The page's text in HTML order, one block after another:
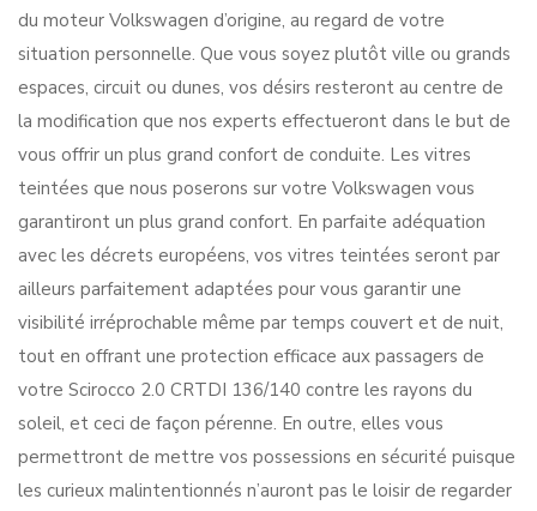
du moteur Volkswagen d’origine, au regard de votre
situation personnelle. Que vous soyez plutôt ville ou grands
espaces, circuit ou dunes, vos désirs resteront au centre de
la modification que nos experts effectueront dans le but de
vous offrir un plus grand confort de conduite. Les vitres
teintées que nous poserons sur votre Volkswagen vous
garantiront un plus grand confort. En parfaite adéquation
avec les décrets européens, vos vitres teintées seront par
ailleurs parfaitement adaptées pour vous garantir une
visibilité irréprochable même par temps couvert et de nuit,
tout en offrant une protection efficace aux passagers de
votre Scirocco 2.0 CRTDI 136/140 contre les rayons du
soleil, et ceci de façon pérenne. En outre, elles vous
permettront de mettre vos possessions en sécurité puisque
les curieux malintentionnés n’auront pas le loisir de regarder